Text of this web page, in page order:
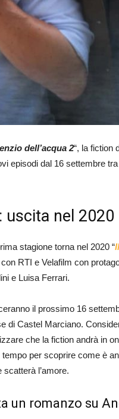
dell’acqua 2“, la fiction
episodi dal 16 settembre
uscita nel 2020
stagione torna nel 2020 “
RTI e Velafilm con
e Luisa Ferrari.
il prossimo 16
di Castel Marciano.
che la fiction andrà in
per scoprire come è
l’amore.
un romanzo su